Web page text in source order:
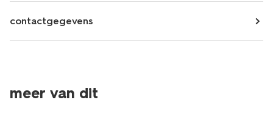
contactgegevens
meer van dit
1+1 gratis